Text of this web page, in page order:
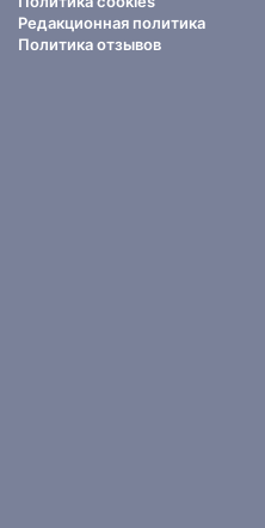
Редакционная политика
Политика отзывов